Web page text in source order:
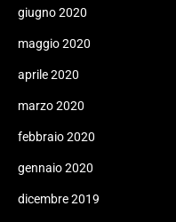
giugno 2020
maggio 2020
aprile 2020
marzo 2020
febbraio 2020
gennaio 2020
dicembre 2019